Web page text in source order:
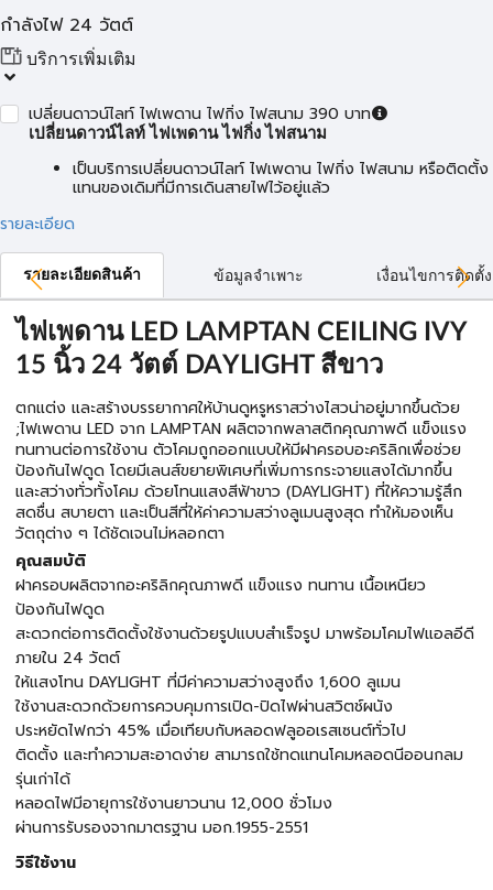
กำลังไฟ 24 วัตต์
บริการเพิ่มเติม
เปลี่ยนดาวน์ไลท์ ไฟเพดาน ไฟกิ่ง ไฟสนาม 390 บาท
เปลี่ยนดาวน์ไลท์ ไฟเพดาน ไฟกิ่ง ไฟสนาม
เป็นบริการเปลี่ยนดาวน์ไลท์ ไฟเพดาน ไฟกิ่ง ไฟสนาม หรือติดตั้ง
แทนของเดิมที่มีการเดินสายไฟไว้อยู่แล้ว
รายละเอียด
รายละเอียดสินค้า ข้อมูลจำเพาะ เงื่อนไขการติดตั้ง
ไฟเพดาน LED LAMPTAN CEILING IVY
15 นิ้ว 24 วัตต์ DAYLIGHT สีขาว
ตกแต่ง และสร้างบรรยากาศให้บ้านดูหรูหราสว่างไสวน่าอยู่มากขึ้นด้วย
;ไฟเพดาน LED จาก LAMPTAN ผลิตจากพลาสติกคุณภาพดี แข็งแรง
ทนทานต่อการใช้งาน ตัวโคมถูกออกแบบให้มีฝาครอบอะคริลิกเพื่อช่วย
ป้องกันไฟดูด โดยมีเลนส์ขยายพิเศษที่เพิ่มการกระจายแสงได้มากขึ้น
และสว่างทั่วทั้งโคม ด้วยโทนแสงสีฟ้าขาว (DAYLIGHT) ที่ให้ความรู้สึก
สดชื่น สบายตา และเป็นสีที่ให้ค่าความสว่างลูเมนสูงสุด ทำให้มองเห็น
วัตถุต่าง ๆ ได้ชัดเจนไม่หลอกตา
คุณสมบัติ
ฝาครอบผลิตจากอะคริลิกคุณภาพดี แข็งแรง ทนทาน เนื้อเหนียว
ป้องกันไฟดูด
สะดวกต่อการติดตั้งใช้งานด้วยรูปแบบสำเร็จรูป มาพร้อมโคมไฟแอลอีดี
ภายใน 24 วัตต์
ให้แสงโทน DAYLIGHT ที่มีค่าความสว่างสูงถึง 1,600 ลูเมน
ใช้งานสะดวกด้วยการควบคุมการเปิด-ปิดไฟผ่านสวิตช์ผนัง
ประหยัดไฟกว่า 45% เมื่อเทียบกับหลอดฟลูออเรสเซนต์ทั่วไป
ติดตั้ง และทำความสะอาดง่าย สามารถใช้ทดแทนโคมหลอดนีออนกลม
รุ่นเก่าได้
หลอดไฟมีอายุการใช้งานยาวนาน 12,000 ชั่วโมง
ผ่านการรับรองจากมาตรฐาน มอก.1955-2551
วิธีใช้งาน